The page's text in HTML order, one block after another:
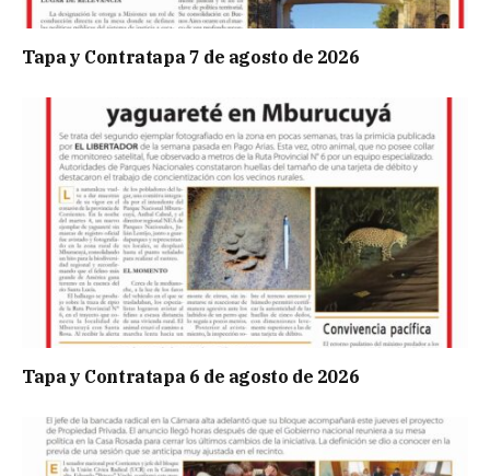
Tapa y Contratapa 7 de agosto de 2026
Tapa y Contratapa 6 de agosto de 2026